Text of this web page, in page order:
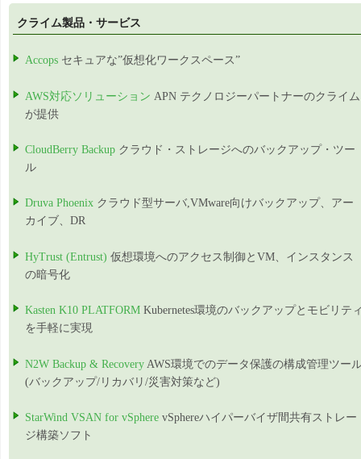
クライム製品・サービス
Accops セキュアな”仮想化ワークスペース”
AWS対応ソリューション APN テクノロジーパートナーのクライム
が提供
CloudBerry Backup クラウド・ストレージへのバックアップ・ツー
ル
Druva Phoenix クラウド型サーバ,VMware向けバックアップ、アー
カイブ、DR
HyTrust (Entrust) 仮想環境へのアクセス制御とVM、インスタンス
の暗号化
Kasten K10 PLATFORM Kubernetes環境のバックアップとモビリテ
を手軽に実現
N2W Backup & Recovery AWS環境でのデータ保護の構成管理ツー
(バックアップ/リカバリ/災害対策など)
StarWind VSAN for vSphere vSphereハイパーバイザ間共有ストレー
ジ構築ソフト